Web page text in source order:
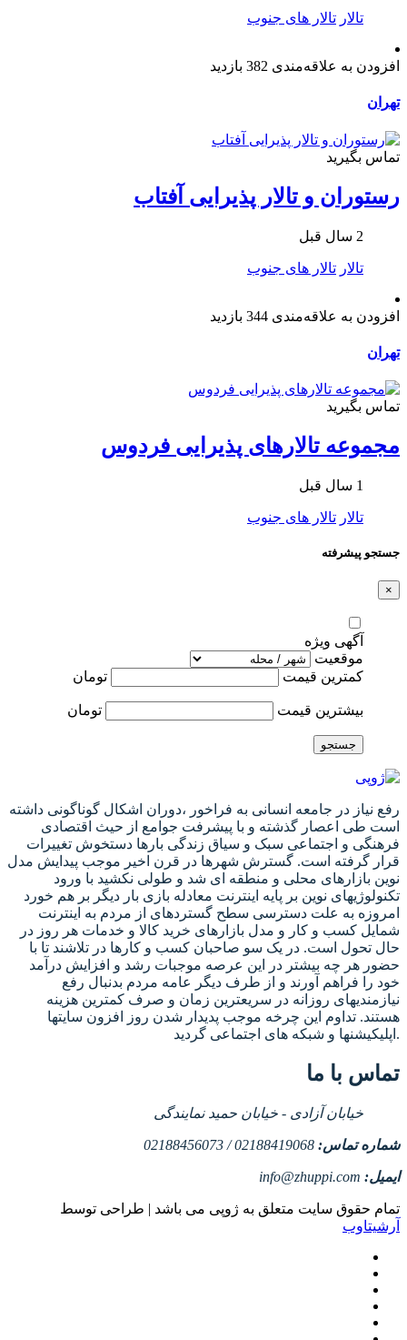
تالار تالار های جنوب
افزودن به علاقه‌مندی 382 بازدید
تهران
تماس بگیرید
رستوران و تالار پذیرایی آفتاب
2 سال قبل
تالار تالار های جنوب
افزودن به علاقه‌مندی 344 بازدید
تهران
تماس بگیرید
مجموعه تالارهای پذیرایی فردوس
1 سال قبل
تالار تالار های جنوب
جستجو پیشرفته
×
آگهی ویژه
موقعیت
کمترین قیمت
تومان
بیشترین قیمت تومان
جستجو
رفع نیاز در جامعه انسانی به فراخور ،دوران اشکال گوناگونی داشته
است طی اعصار گذشته و با پیشرفت جوامع از حیث اقتصادی
فرهنگی و اجتماعی سبک و سیاق زندگی بارها دستخوش تغییرات
قرار گرفته است. گسترش شهرها در قرن اخیر موجب پیدایش مدل
نوین بازارهای محلی و منطقه ای شد و طولی نکشید با ورود
تکنولوژیهای نوین بر پایه اینترنت معادله بازی بار دیگر بر هم خورد
امروزه به علت دسترسی سطح گستردهای از مردم به اینترنت
شمایل کسب و کار و مدل بازارهای خرید کالا و خدمات هر روز در
حال تحول است. در یک سو صاحبان کسب و کارها در تلاشند تا با
حضور هر چه بیشتر در این عرصه موجبات رشد و افزایش درآمد
خود را فراهم آورند و از طرف دیگر عامه مردم بدنبال رفع
نیازمندیهای روزانه در سریعترین زمان و صرف کمترین هزینه
هستند. تداوم این چرخه موجب پدیدار شدن روز افزون سایتها
اپلیکیشنها و شبکه های اجتماعی گردید.
تماس با ما
خیابان آزادی - خیابان حمید نمایندگی
شماره تماس: 02188419068 / 02188456073
ایمیل: info@zhuppi.com
تمام حقوق سایت متعلق به ژوپی می باشد | طراحی توسط
آرشیتاوب